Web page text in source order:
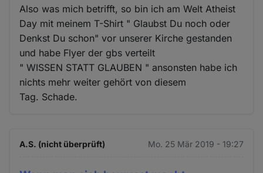
Also was mich betrifft, so bin ich am Welt Atheist
Day mit meinem T-Shirt " Glaubst Du noch oder
Denkst Du schon" vor unserer Kirche gestanden
und habe Flyer der gbs verteilt
" WISSEN STATT GLAUBEN " ansonsten habe ich
nichts mehr weiter gehört von diesem
Tag. Schade.
A.S. (nicht überprüft) Mo. 25 Mär 2019 - 19:27